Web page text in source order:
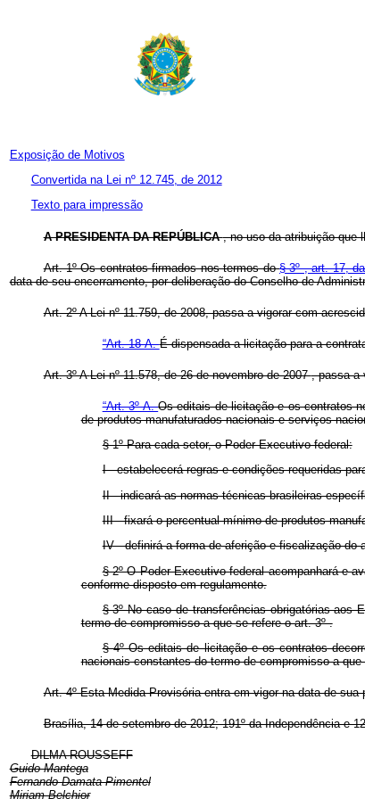
Exposição de Motivos
Convertida na Lei nº 12.745, de 2012
Texto para impressão
A PRESIDENTA DA REPÚBLICA, no uso da atribuição que
Art. 1º Os contratos firmados nos termos do§ 3º , art. 17,
data de seu encerramento, por deliberação do Conselho de
Art. 2º A Lei nº 11.759, de 2008, passa a vigorar com
“Art. 18-A.É dispensada a licitação para a
Art. 3º ALei nº 11.578, de 26 de novembro de 2007, passa a
“Art. 3º-A.Os editais de licitação e os contratos
de produtos manufaturados nacionais e serviços
§ 1º Para cada setor, o Poder Executivo federal:
I - estabelecerá regras e condições requeridas
II - indicará as normas técnicas brasileiras
III - fixará o percentual mínimo de produtos
IV - definirá a forma de aferição e fiscalização do
§ 2º O Poder Executivo federal acompanhará e
conforme disposto em regulamento.
§ 3º No caso de transferências obrigatórias
termo de compromisso a que se refere o art. 3º .
§ 4º Os editais de licitação e os contratos
nacionais constantes do termo de compromisso a que
Art. 4º Esta Medida Provisória entra em vigor na data de sua
Brasília, 14 de setembro de 2012; 191º da Independência e
DILMA ROUSSEFF
Guido Mantega
Fernando Damata Pimentel
Miriam Belchior